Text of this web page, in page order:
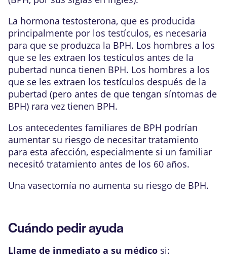
La hormona testosterona, que es producida
principalmente por los testículos, es necesaria
para que se produzca la BPH. Los hombres a los
que se les extraen los testículos antes de la
pubertad nunca tienen BPH. Los hombres a los
que se les extraen los testículos después de la
pubertad (pero antes de que tengan síntomas de
BPH) rara vez tienen BPH.
Los antecedentes familiares de BPH podrían
aumentar su riesgo de necesitar tratamiento
para esta afección, especialmente si un familiar
necesitó tratamiento antes de los 60 años.
Una vasectomía no aumenta su riesgo de BPH.
Cuándo pedir ayuda
Llame de inmediato a su médico si: